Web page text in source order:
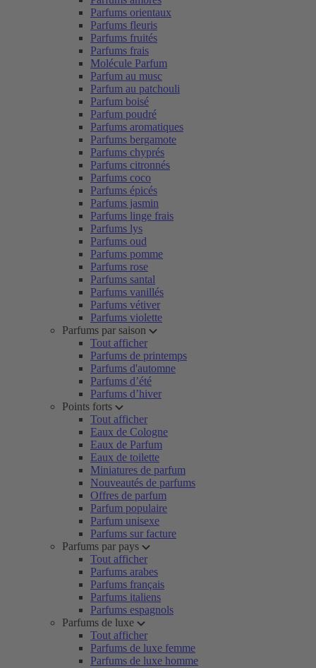
Parfums orientaux
Parfums fleuris
Parfums fruités
Parfums frais
Molécule Parfum
Parfum au musc
Parfum au patchouli
Parfum boisé
Parfum poudré
Parfums aromatiques
Parfums bergamote
Parfums chyprés
Parfums citronnés
Parfums coco
Parfums épicés
Parfums jasmin
Parfums linge frais
Parfums lys
Parfums oud
Parfums pomme
Parfums rose
Parfums santal
Parfums vanillés
Parfums vétiver
Parfums violette
Parfums par saison
Tout afficher
Parfums de printemps
Parfums d'automne
Parfums d’été
Parfums d’hiver
Points forts
Tout afficher
Eaux de Cologne
Eaux de Parfum
Eaux de toilette
Miniatures de parfum
Nouveautés de parfums
Offres de parfum
Parfum populaire
Parfum unisexe
Parfums sur facture
Parfums par pays
Tout afficher
Parfums arabes
Parfums français
Parfums italiens
Parfums espagnols
Parfums de luxe
Tout afficher
Parfums de luxe femme
Parfums de luxe homme